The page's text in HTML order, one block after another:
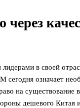
через
лидерами в своей
сегодня означает
на существование
дешевого Китая